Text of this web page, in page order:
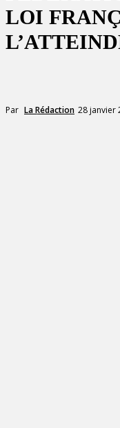
LOI
Par La Rédaction 28 janvier